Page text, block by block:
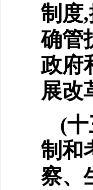
制度
确管
政府
展改
(
制和
察、